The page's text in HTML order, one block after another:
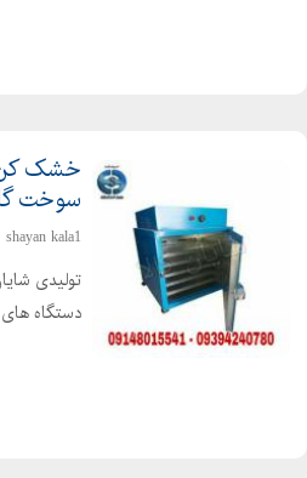
توانایی
آب گوجه
سوخت
shayan kala1
تولیدی
دستگاه
مشکل خشک
می کند .